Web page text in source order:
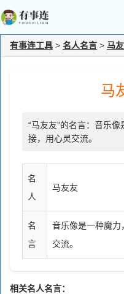
有事连工具 > 名人名言 > 马
马
“马友友”的名言：音乐
接，用心灵交流。
名
人
马友友
名
言
音乐像是一种魔力
交流。
相关名人名言：